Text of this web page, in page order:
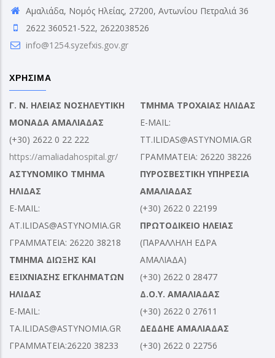
Αμαλιάδα, Νομός Ηλείας, 27200, Αντωνίου Πετραλιά 36
2622 360521-522, 2622038526
info@1254.syzefxis.gov.gr
ΧΡΗΣΙΜΑ
Γ. Ν. ΗΛΕΙΑΣ ΝΟΣΗΛΕΥΤΙΚΗ
ΜΟΝΑΔΑ ΑΜΑΛΙΑΔΑΣ
(+30) 2622 0 22 222
https://amaliadahospital.gr/
ΑΣΤΥΝΟΜΙΚΟ ΤΜΗΜΑ
ΗΛΙΔΑΣ
E-MAIL:
AT.ILIDAS@ASTYNOMIA.GR
ΓΡΑΜΜΑΤΕΙΑ: 26220 38218
ΤΜΗΜΑ ΔΙΩΞΗΣ ΚΑΙ
ΕΞΙΧΝΙΑΣΗΣ ΕΓΚΛΗΜΑΤΩΝ
ΗΛΙΔΑΣ
E-MAIL:
TA.ILIDAS@ASTYNOMIA.GR
ΓΡΑΜΜΑΤΕΙΑ:26220 38233
ΤΜΗΜΑ ΤΡΟΧΑΙΑΣ ΗΛΙΔΑΣ
E-MAIL:
TT.ILIDAS@ASTYNOMIA.GR
ΓΡΑΜΜΑΤΕΙΑ: 26220 38226
ΠΥΡΟΣΒΕΣΤΙΚΗ ΥΠΗΡΕΣΙΑ
ΑΜΑΛΙΑΔΑΣ
(+30) 2622 0 22199
ΠΡΩΤΟΔΙΚΕΙΟ ΗΛΕΙΑΣ
(ΠΑΡΑΛΛΗΛΗ ΕΔΡΑ
ΑΜΑΛΙΑΔΑ)
(+30) 2622 0 28477
Δ.Ο.Υ. ΑΜΑΛΙΑΔΑΣ
(+30) 2622 0 27611
ΔΕΔΔΗΕ ΑΜΑΛΙΑΔΑΣ
(+30) 2622 0 22756